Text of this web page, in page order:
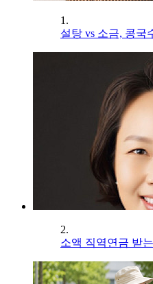
1.
설탕 vs 소금, 콩국
2.
소액 직역연금 받